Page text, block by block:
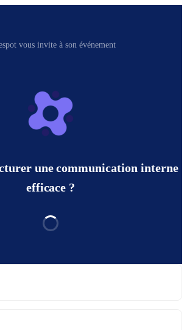
vous invite à son événement
une communication interne
efficace ?